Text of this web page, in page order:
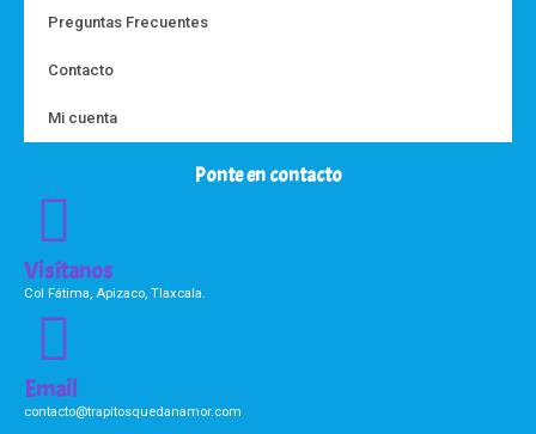
Preguntas Frecuentes
Contacto
Mi cuenta
Ponte en contacto
Visítanos
Col Fátima, Apizaco, Tlaxcala.
Email
contacto@trapitosquedanamor.com